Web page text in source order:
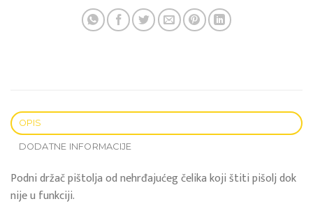
OPIS
DODATNE INFORMACIJE
Podni držač pištolja od nehrđajućeg čelika koji štiti pišolj dok
nije u funkciji.